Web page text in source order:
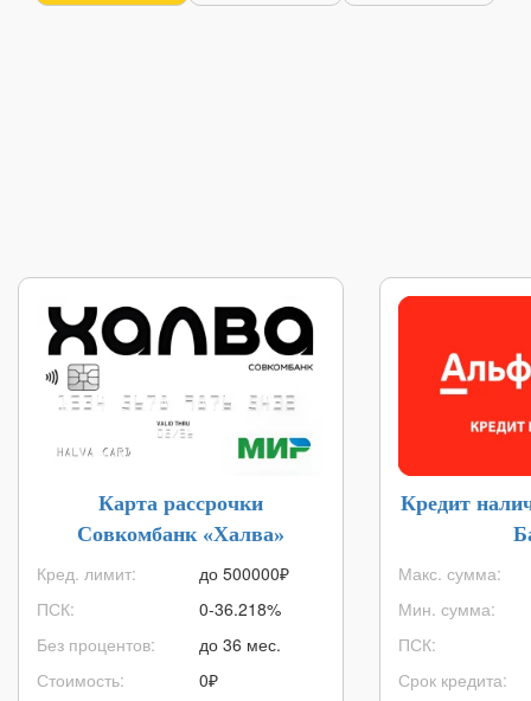
Карта рассрочки
Совкомбанк «Халва»
Кред. лимит:
ПСК:
Без процентов:
Стоимость:
до 500000₽
0-36.218%
до 36 мес.
0₽
Кредит
Макс. сумма:
Мин. сумма:
ПСК:
Срок кредита: